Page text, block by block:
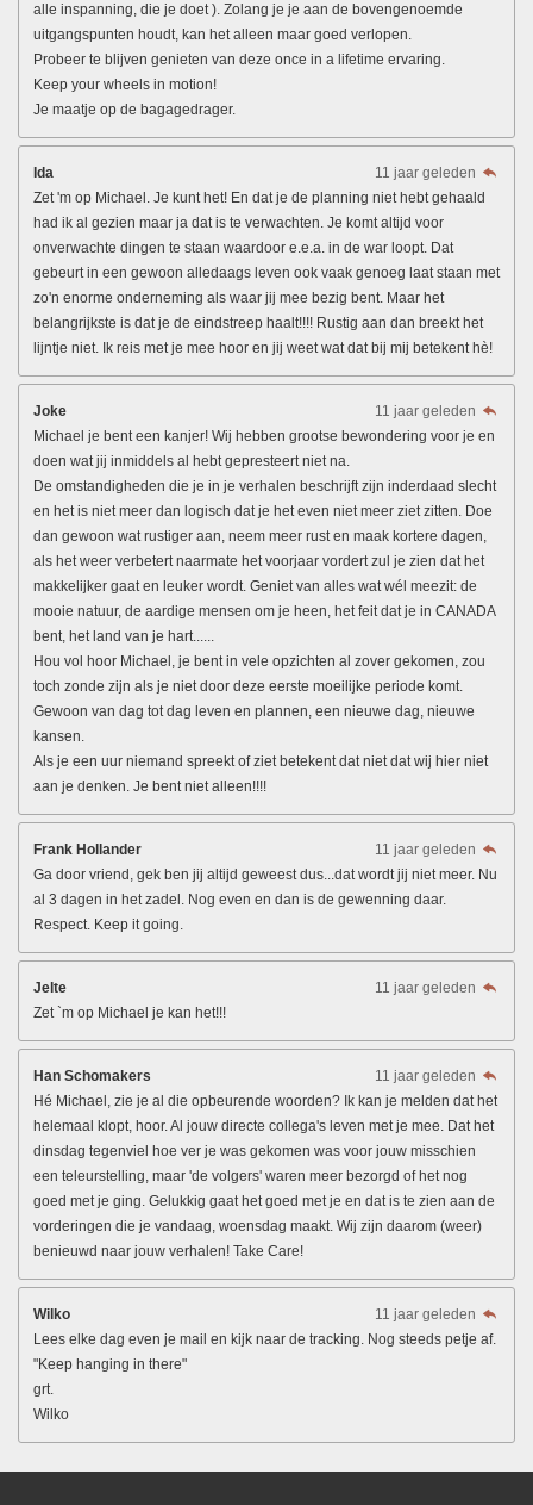
alle inspanning, die je doet ). Zolang je je aan de bovengenoemde
uitgangspunten houdt, kan het alleen maar goed verlopen.
Probeer te blijven genieten van deze once in a lifetime ervaring.
Keep your wheels in motion!
Je maatje op de bagagedrager.
Ida
11 jaar geleden
Zet 'm op Michael. Je kunt het! En dat je de planning niet hebt gehaald
had ik al gezien maar ja dat is te verwachten. Je komt altijd voor
onverwachte dingen te staan waardoor e.e.a. in de war loopt. Dat
gebeurt in een gewoon alledaags leven ook vaak genoeg laat staan met
zo'n enorme onderneming als waar jij mee bezig bent. Maar het
belangrijkste is dat je de eindstreep haalt!!!! Rustig aan dan breekt het
lijntje niet. Ik reis met je mee hoor en jij weet wat dat bij mij betekent hè!
Joke
11 jaar geleden
Michael je bent een kanjer! Wij hebben grootse bewondering voor je en
doen wat jij inmiddels al hebt gepresteert niet na.
De omstandigheden die je in je verhalen beschrijft zijn inderdaad slecht
en het is niet meer dan logisch dat je het even niet meer ziet zitten. Doe
dan gewoon wat rustiger aan, neem meer rust en maak kortere dagen,
als het weer verbetert naarmate het voorjaar vordert zul je zien dat het
makkelijker gaat en leuker wordt. Geniet van alles wat wél meezit: de
mooie natuur, de aardige mensen om je heen, het feit dat je in CANADA
bent, het land van je hart......
Hou vol hoor Michael, je bent in vele opzichten al zover gekomen, zou
toch zonde zijn als je niet door deze eerste moeilijke periode komt.
Gewoon van dag tot dag leven en plannen, een nieuwe dag, nieuwe
kansen.
Als je een uur niemand spreekt of ziet betekent dat niet dat wij hier niet
aan je denken. Je bent niet alleen!!!!
Frank Hollander
11 jaar geleden
Ga door vriend, gek ben jij altijd geweest dus...dat wordt jij niet meer. Nu
al 3 dagen in het zadel. Nog even en dan is de gewenning daar.
Respect. Keep it going.
Jelte
11 jaar geleden
Zet `m op Michael je kan het!!!
Han Schomakers
11 jaar geleden
Hé Michael, zie je al die opbeurende woorden? Ik kan je melden dat het
helemaal klopt, hoor. Al jouw directe collega's leven met je mee. Dat het
dinsdag tegenviel hoe ver je was gekomen was voor jouw misschien
een teleurstelling, maar 'de volgers' waren meer bezorgd of het nog
goed met je ging. Gelukkig gaat het goed met je en dat is te zien aan de
vorderingen die je vandaag, woensdag maakt. Wij zijn daarom (weer)
benieuwd naar jouw verhalen! Take Care!
Wilko
11 jaar geleden
Lees elke dag even je mail en kijk naar de tracking. Nog steeds petje af.
"Keep hanging in there"
grt.
Wilko